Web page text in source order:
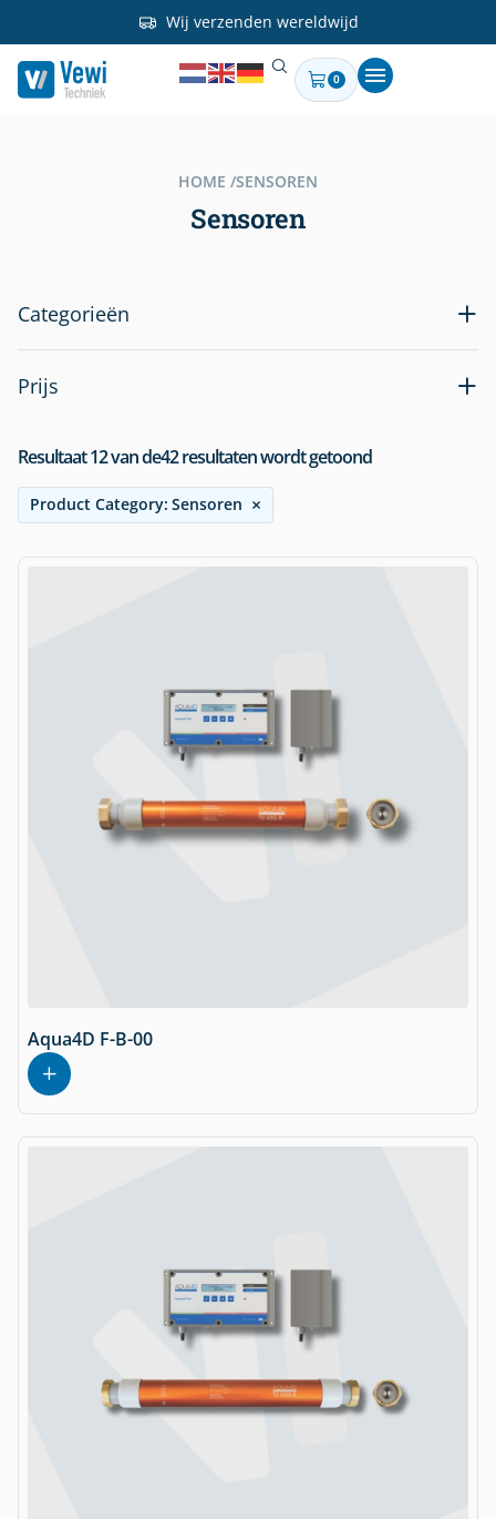
Wij verzenden wereldwijd
0
HOME /SENSOREN
Sensoren
Categorieën
Prijs
Resultaat12van de42resultaten wordt getoond
Product Category: Sensoren ×
Aqua4D F-B-00